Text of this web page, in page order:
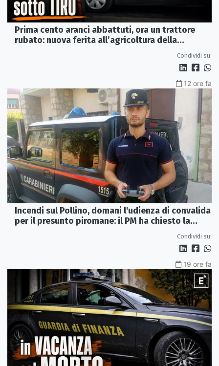
Prima cento aranci abbattuti, ora un trattore
rubato: nuova ferita all’agricoltura della
Condividi su:
12 ore fa
Incendi sul Pollino, domani l'udienza di convalida
per il presunto piromane: il PM ha chiesto la
Condividi su:
19 ore fa